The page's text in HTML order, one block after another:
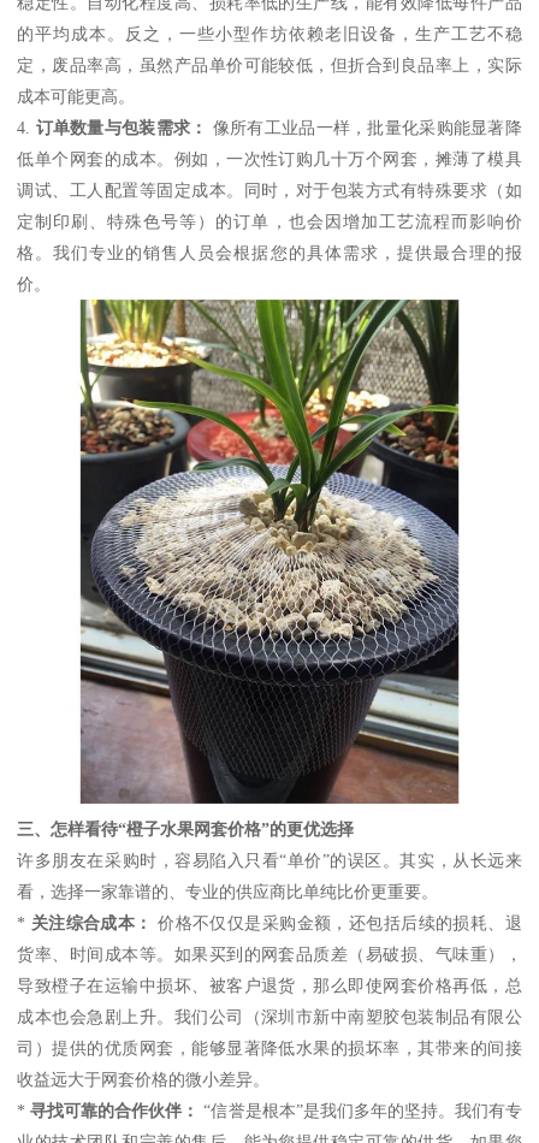
的平均成本。反之，一些小型作坊依赖老旧设备，生产工艺不稳
定，废品率高，虽然产品单价可能较低，但折合到良品率上，实际
成本可能更高。
4. 订单数量与包装需求：
像所有工业品一样，批量化采购能显著降
低单个网套的成本。例如，一次性订购几十万个网套，摊薄了模具
调试、工人配置等固定成本。同时，对于包装方式有特殊要求（如
定制印刷、特殊色号等）的订单，也会因增加工艺流程而影响价
格。我们专业的销售人员会根据您的具体需求，提供最合理的报
价。
三、怎样看待“橙子水果网套价格”的更优选择
许多朋友在采购时，容易陷入只看“单价”的误区。其实，从长远来
看，选择一家靠谱的、专业的供应商比单纯比价更重要。
* 关注综合成本：
价格不仅仅是采购金额，还包括后续的损耗、退
货率、时间成本等。如果买到的网套品质差（易破损、气味重），
导致橙子在运输中损坏、被客户退货，那么即使网套价格再低，总
成本也会急剧上升。我们公司（深圳市新中南塑胶包装制品有限公
司）提供的优质网套，能够显著降低水果的损坏率，其带来的间接
收益远大于网套价格的微小差异。
*寻找可靠的合作伙伴： “信誉是根本”是我们多年的坚持。我们有专